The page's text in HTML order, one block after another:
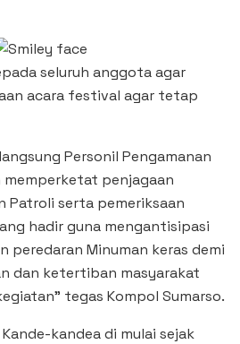
seluruh anggota agar
acara festival agar tetap
Personil Pengamanan
memperketat penjagaan
Patroli serta pemeriksaan
hadir guna mengantisipasi
peredaran Minuman keras demi
dan ketertiban masyarakat
tegas Kompol Sumarso.
kandea di mulai sejak